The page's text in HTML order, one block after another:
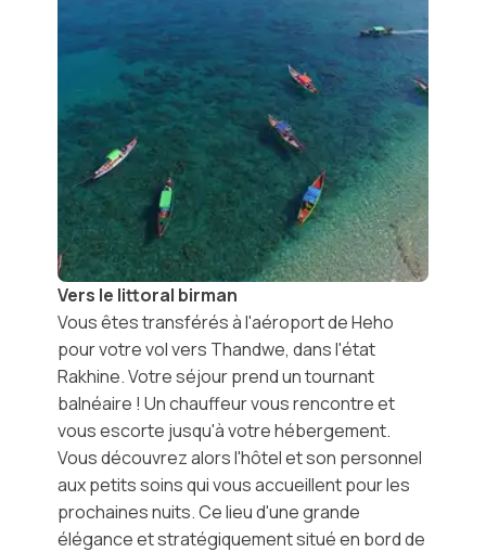
Vers le littoral birman
Vous êtes transférés à l'aéroport de Heho
pour votre vol vers Thandwe, dans l'état
Rakhine. Votre séjour prend un tournant
balnéaire ! Un chauffeur vous rencontre et
vous escorte jusqu'à votre hébergement.
Vous découvrez alors l'hôtel et son personnel
aux petits soins qui vous accueillent pour les
prochaines nuits. Ce lieu d'une grande
élégance et stratégiquement situé en bord de